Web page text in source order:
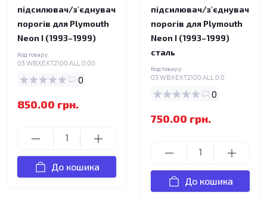
підсилювач/з'єднувач
порогів для Plymouth
Neon I (1993–1999)
Код товару:
03.WBXEXT2100.ALL.0.00
0
850.00 грн.
До кошика
підсилювач/з'єднувач
порогів для Plymouth
Neon I (1993–1999)
сталь
Код товару:
03.WBXEXT2100.ALL.0.0
0
750.00 грн.
До кошика